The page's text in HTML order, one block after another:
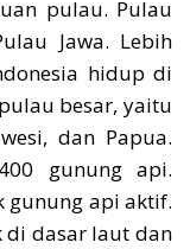
pulau. Pulau
Jawa. Lebih
hidup di
besar, yaitu
dan Papua.
gunung api.
gunung api aktif.
di dasar laut dan